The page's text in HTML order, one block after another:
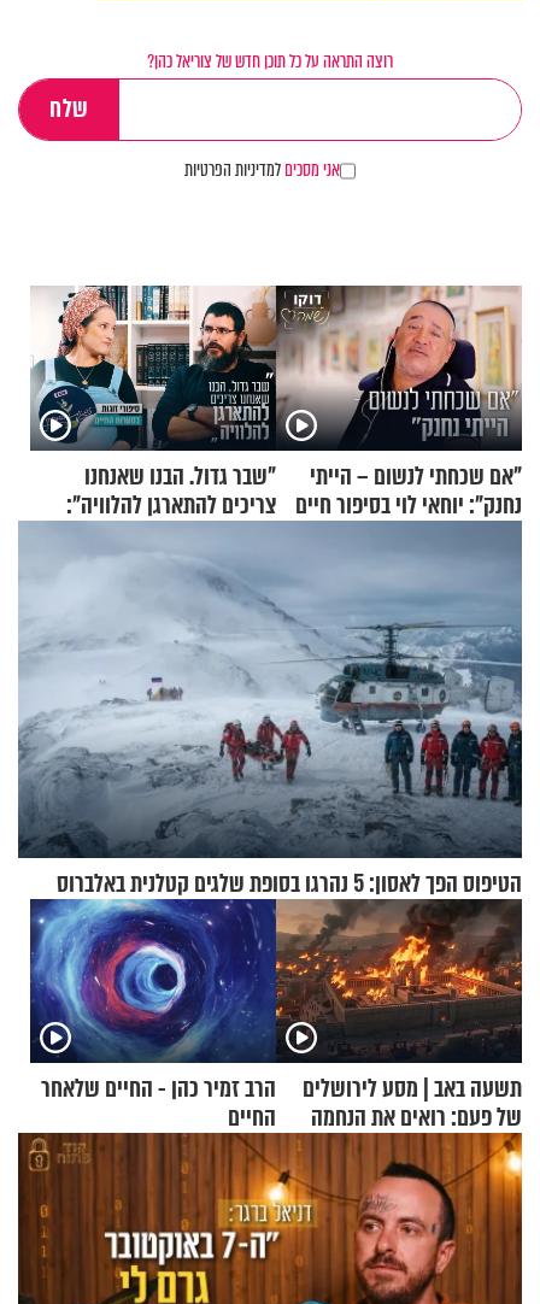
רוצה התראה על כל תוכן חדש של צוריאל כהן?
אני מסכיםלמדיניות הפרטיות
"אם שכחתי לנשום – הייתי
נחנק": יוחאי לוי בסיפור חיים
"שבר גדול. הבנו שאנחנו
צריכים להתארגן להלוויה":
וגד דנינו
הטיפוס הפך לאסון: 5 נהרגו בסופת שלגים קטלנית באלברוס
תשעה באב | מסע לירושלים
של פעם: רואים את הנחמה
הרב זמיר כהן - החיים שלאחר
החיים